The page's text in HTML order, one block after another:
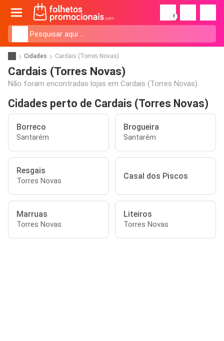
!
Cidades Cardais (Torres Novas)
Cardais (Torres Novas)
Não foram encontradas lojas em Cardais (Torres Novas).
Cidades perto de Cardais (Torres Novas)
Borreco
Santarém
Brogueira
Santarém
Resgais
Torres Novas Casal dos Piscos
Marruas
Torres Novas
Liteiros
Torres Novas